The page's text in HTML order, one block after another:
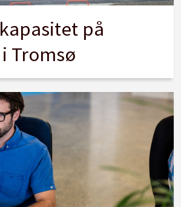
på
Tromsø